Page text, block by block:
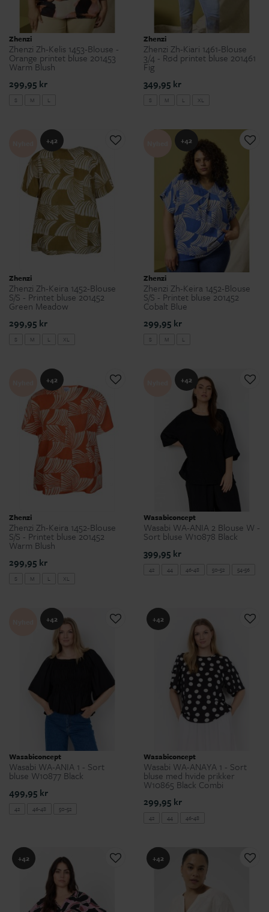
Zhenzi
Zhenzi Zh-Kelis 1453-Blouse -
Orange printet bluse 201453
Warm Blush
299,95 kr
S M L
Zhenzi
Zhenzi Zh-Kiari 1461-Blouse
3/4 - Rød printet bluse 201461
Fig
349,95 kr
S M L XL
+42
Zhenzi
Zhenzi Zh-Keira 1452-Blouse
S/S - Printet bluse 201452
Green Meadow
299,95 kr
S M L XL
+42
Zhenzi
Zhenzi Zh-Keira 1452-Blouse
S/S - Printet bluse 201452
Cobalt Blue
299,95 kr
S M L
+42
Zhenzi
Zhenzi Zh-Keira 1452-Blouse
S/S - Printet bluse 201452
Warm Blush
299,95 kr
S M L XL
+42
Wasabiconcept
Wasabi WA-ANIA 2 Blouse W -
Sort bluse W10878 Black
399,95 kr
42 44 46-48 50-52 54-56
+42
Wasabiconcept
Wasabi WA-ANIA 1 - Sort
bluse W10877 Black
499,95 kr
42 46-48 50-52
+42
Wasabiconcept
Wasabi WA-ANAYA 1 - Sort
bluse med hvide prikker
W10865 Black Combi
299,95 kr
42 44 46-48
+42 +42